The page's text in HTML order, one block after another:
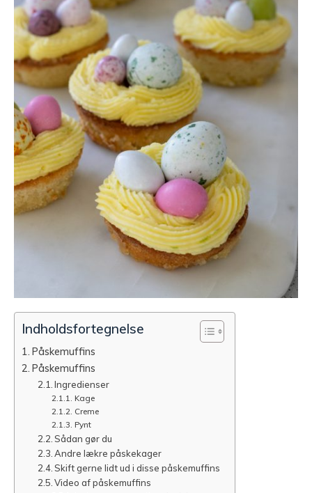
Indholdsfortegnelse
Påskemuffins
Påskemuffins
Ingredienser
Kage
Creme
Pynt
Sådan gør du
Andre lækre påskekager
Skift gerne lidt ud i disse påskemuffins
Video af påskemuffins